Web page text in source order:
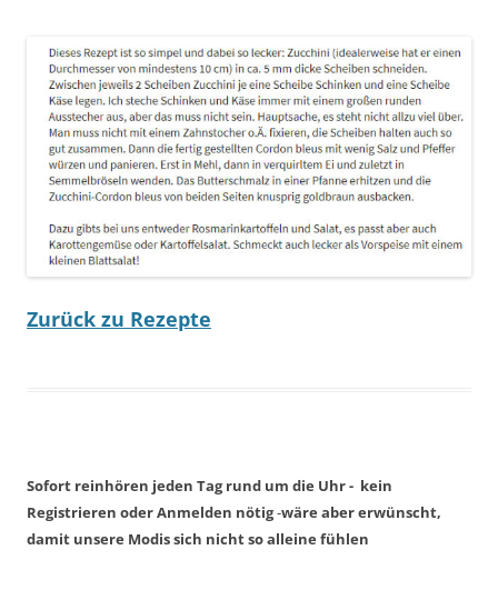
Zurück zu Rezepte
Sofort reinhören jeden Tag rund um die Uhr - kein
Registrieren oder Anmelden nötig-wäre aber erwünscht,
damit unsere Modis sich nicht so alleine fühlen